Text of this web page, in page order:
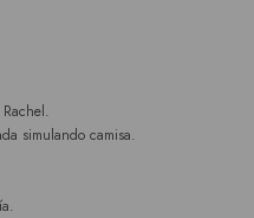
simulando camisa.